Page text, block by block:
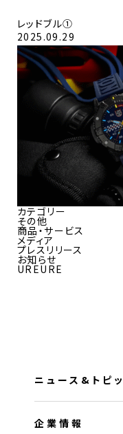
レッドブル➀
2025.09.29
カテゴリー
その他
商品・サービス
メディア
プレスリリース
お知らせ
UREURE
ニュース&トピ
企業情報